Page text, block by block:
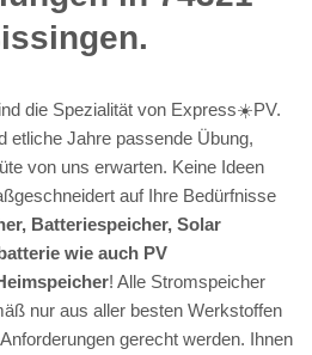
die Spezialität von Express☀️PV️.
etliche Jahre passende Übung,
von uns erwarten. Keine Ideen
auf Ihre Bedürfnisse
Batteriespeicher, Solar
wie auch PV
! Alle Stromspeicher
nur aus aller besten Werkstoffen
gerecht werden. Ihnen